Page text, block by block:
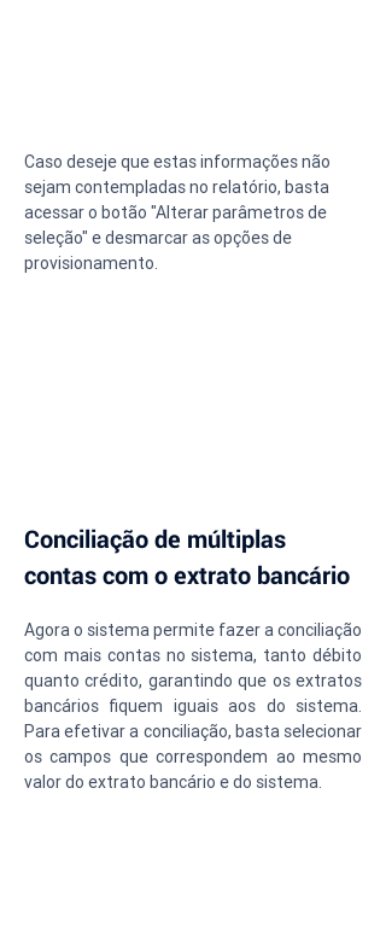
Caso deseje que estas informações não
sejam contempladas no relatório, basta
acessar o botão "Alterar parâmetros de
seleção" e desmarcar as opções de
provisionamento.
Conciliação de múltiplas
contas com o extrato bancário
Agora o sistema permite fazer a conciliação
com mais contas no sistema, tanto débito
quanto crédito, garantindo que os extratos
bancários fiquem iguais aos do sistema.
Para efetivar a conciliação, basta selecionar
os campos que correspondem ao mesmo
valor do extrato bancário e do sistema.